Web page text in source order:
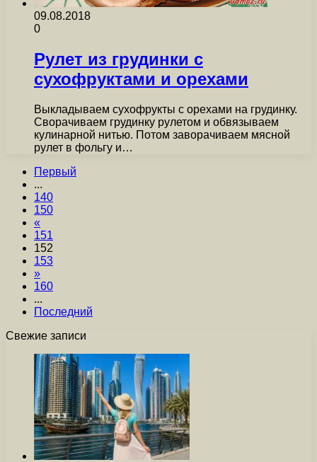
09.08.2018
0
Рулет из грудинки с
сухофруктами и орехами
Выкладываем сухофрукты с орехами на грудинку.
Сворачиваем грудинку рулетом и обвязываем
кулинарной нитью. Потом заворачиваем мясной
рулет в фольгу и…
Первый
...
140
150
«
151
152
153
»
160
...
Последний
Свежие записи